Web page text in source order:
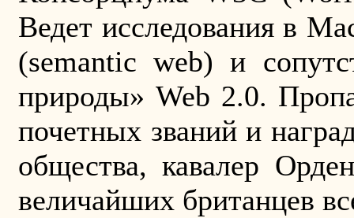
Ведет исследования в
(semantic web) и
природы» Web 2.0.
почетных званий и
общества, кавалер
величайших британцев